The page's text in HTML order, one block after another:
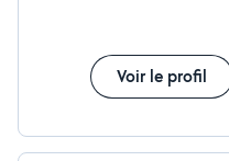
Voir le profil